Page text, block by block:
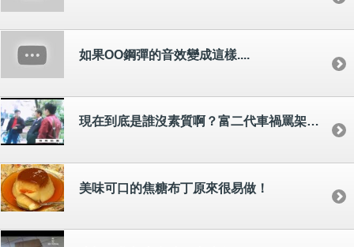
如果OO鋼彈的音效變成這樣....
現在到底是誰沒素質啊？富二代車禍罵架現場
美味可口的焦糖布丁原來很易做！